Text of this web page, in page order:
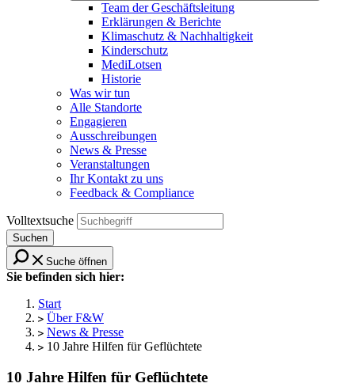
Team der Geschäftsleitung
Erklärungen & Berichte
Klimaschutz & Nachhaltigkeit
Kinderschutz
MediLotsen
Historie
Was wir tun
Alle Standorte
Engagieren
Ausschreibungen
News & Presse
Veranstaltungen
Ihr Kontakt zu uns
Feedback & Compliance
Volltextsuche
Suchen
Suche öffnen
Sie befinden sich hier:
Start
Über F&W
News & Presse
10 Jahre Hilfen für Geflüchtete
10 Jahre Hilfen für Geflüchtete